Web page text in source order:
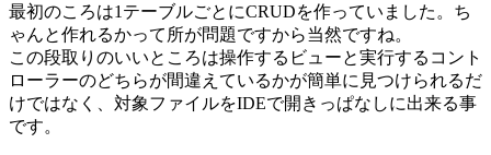
最初のころは1テーブルごとにCRUDを作っていました。ち
ゃんと作れるかって所が問題ですから当然ですね。
この段取りのいいところは操作するビューと実行するコント
ローラーのどちらが間違えているかが簡単に見つけられるだ
けではなく、対象ファイルをIDEで開きっぱなしに出来る事
です。